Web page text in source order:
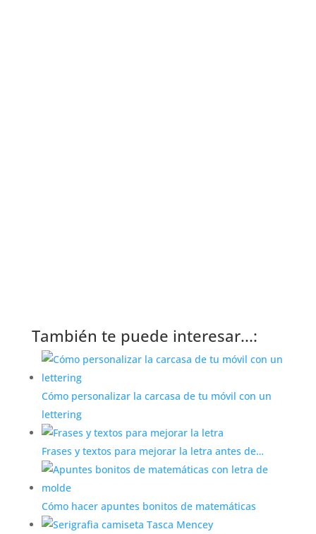
También te puede interesar...:
Cómo personalizar la carcasa de tu móvil con un
lettering
Frases y textos para mejorar la letra antes de…
Cómo hacer apuntes bonitos de matemáticas